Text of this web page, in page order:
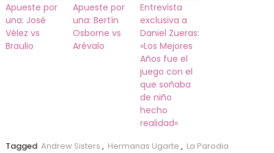
Apueste por
una: José
Vélez vs
Braulio
Apueste por
una: Bertín
Osborne vs
Arévalo
Entrevista
exclusiva a
Daniel Zueras:
«Los Mejores
Años fue el
juego con el
que soñaba
de niño
hecho
realidad»
Tagged Andrew Sisters , Hermanas Ugarte , La Parodia